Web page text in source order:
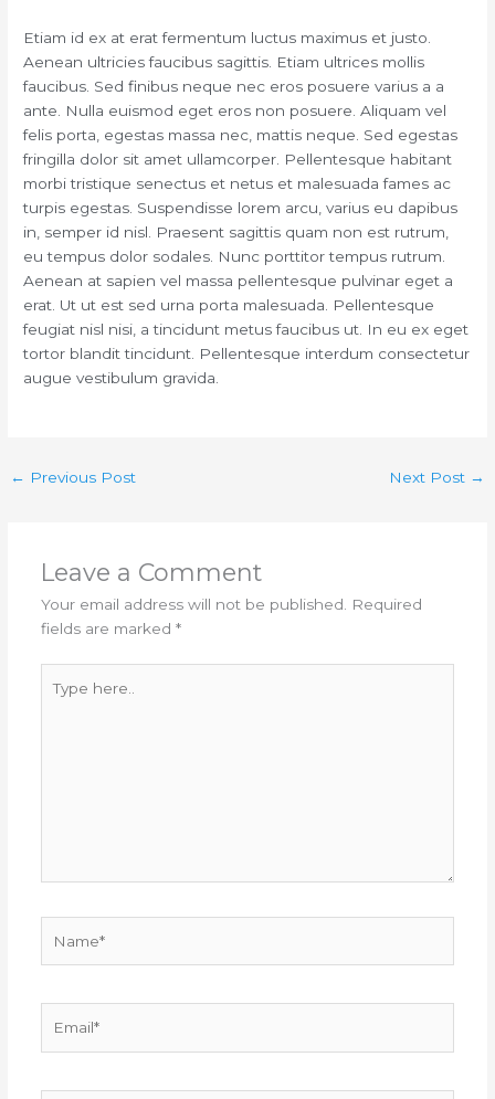
Etiam id ex at erat fermentum luctus maximus et justo.
Aenean ultricies faucibus sagittis. Etiam ultrices mollis
faucibus. Sed finibus neque nec eros posuere varius a a
ante. Nulla euismod eget eros non posuere. Aliquam vel
felis porta, egestas massa nec, mattis neque. Sed egestas
fringilla dolor sit amet ullamcorper. Pellentesque habitant
morbi tristique senectus et netus et malesuada fames ac
turpis egestas. Suspendisse lorem arcu, varius eu dapibus
in, semper id nisl. Praesent sagittis quam non est rutrum,
eu tempus dolor sodales. Nunc porttitor tempus rutrum.
Aenean at sapien vel massa pellentesque pulvinar eget a
erat. Ut ut est sed urna porta malesuada. Pellentesque
feugiat nisl nisi, a tincidunt metus faucibus ut. In eu ex eget
tortor blandit tincidunt. Pellentesque interdum consectetur
augue vestibulum gravida.
← Previous Post Next Post →
Leave a Comment
Your email address will not be published.
Required
fields are marked *
here..